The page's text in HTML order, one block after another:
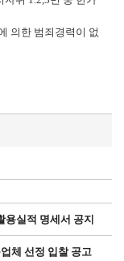
의한 범죄경력이 없
용실적 명세서 공지
체 선정 입찰 공고